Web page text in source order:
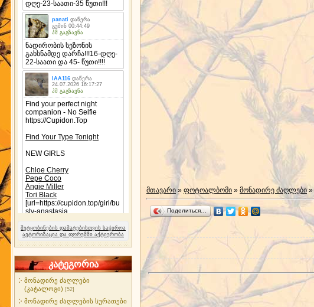
შეტყობინების დამატებისთვის საჭიროა
ავტორიზაცია და ფორუმში აქტიურობა
კატეგორია
მონადირე ძაღლები
(კატალოგი) [52]
მონადირე ძაღლების სურათები
მთავარი » ფოტოალბომი » მონადირე ძაღლები»
Поделиться…